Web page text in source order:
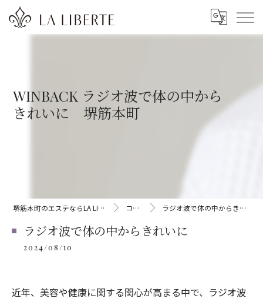
WINBACK ラジオ波で体の中から
きれいに 堺筋本町
堺筋本町のエステならLA LIBERTE コラム ラジオ波で体の中からきれいに
ラジオ波で体の中からきれいに
2024/08/10
近年、美容や健康に関する関心が高まる中で、ラジオ波